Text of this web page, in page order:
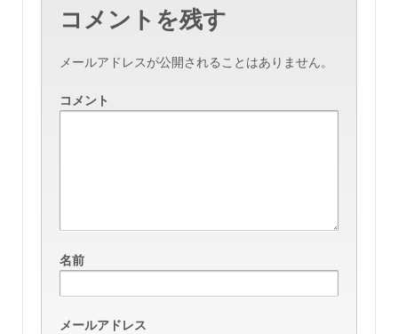
コメントを残す
メールアドレスが公開されることはありません。
コメント
名前
メールアドレス